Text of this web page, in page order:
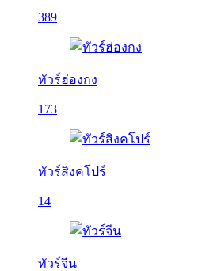
389
ทัวร์ฮ่องกง
173
ทัวร์สิงคโปร์
14
ทัวร์จีน